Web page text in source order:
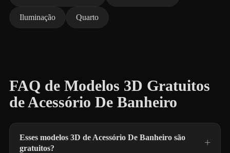
Iluminação Quarto
FAQ de Modelos 3D Gratuitos
de Acessório De Banheiro
Esses modelos 3D de Acessório De Banheiro são
gratuitos?